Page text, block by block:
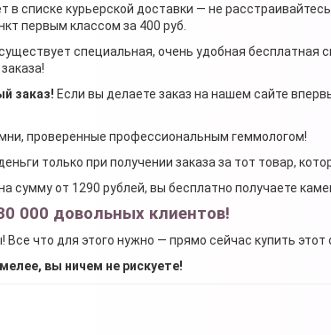
в списке курьерской доставки — не
первым классом за 400 руб.
специальная, очень удобная бесплатная
заказ! Если вы делаете заказ на нашем сайте
проверенные профессиональным геммологом!
только при получении заказа за тот товар,
сумму от 1290 рублей, вы бесплатно получаете
000 довольных клиентов!
что для этого нужно — прямо сейчас купить этот
вы ничем не рискуете!